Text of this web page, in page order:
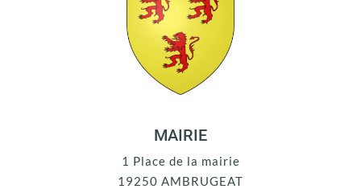
MAIRIE
1 Place de la mairie
19250 AMBRUGEAT